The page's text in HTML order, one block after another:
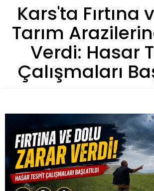
Kars'ta Fırtına
Tarım
Verdi: Hasar
Çalışmaları